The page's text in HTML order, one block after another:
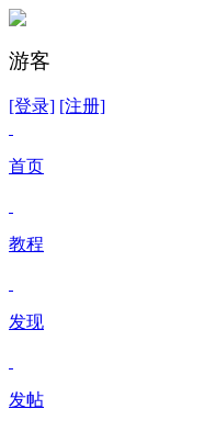
游客
[登录] [注册]
首页
教程
发现
发帖